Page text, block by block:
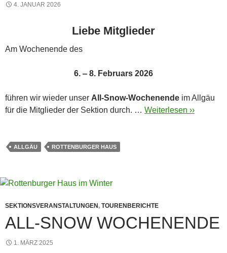
4. JANUAR 2026
Liebe Mitglieder
Am Wochenende des
6. ‒ 8. Februars 2026
führen wir wieder unser All-Snow-Wochenende im Allgäu
für die Mitglieder der Sektion durch. … Weiterlesen ››
ALLGÄU ROTTENBURGER HAUS
SEKTIONSVERANSTALTUNGEN, TOURENBERICHTE
ALL-SNOW WOCHENENDE
1. MÄRZ 2025